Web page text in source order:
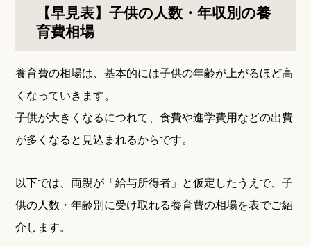
【早見表】子供の人数・年収別の養
育費相場
養育費の相場は、基本的には子供の年齢が上がるほど高
くなっていきます。
子供が大きくなるにつれて、食費や進学費用などの出費
が多くなると見込まれるからです。
以下では、両親が「給与所得者」と仮定したうえで、子
供の人数・年齢別に受け取れる養育費の相場を表でご紹
介します。